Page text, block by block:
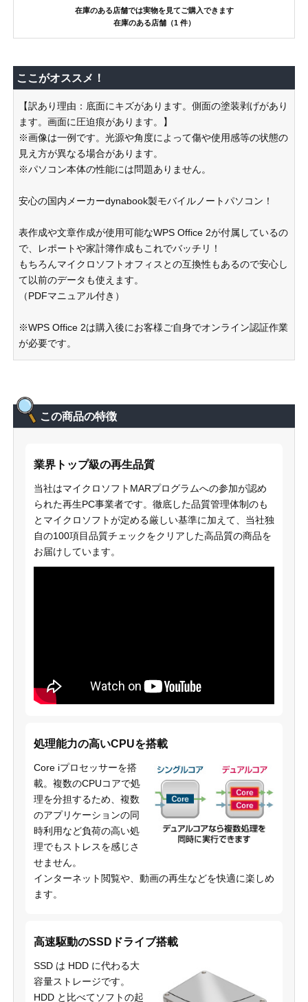
在庫のある店舗では実物を見てご購入できます
在庫のある店舗（1 件）
ここがオススメ！
【訳あり理由：底面にキズがあります。側面の塗装剥げがあり
ます。画面に圧迫痕があります。】
※画像は一例です。光源や角度によって傷や使用感等の状態の
見え方が異なる場合があります。
※パソコン本体の性能には問題ありません。
安心の国内メーカーdynabook製モバイルノートパソコン！
表作成や文章作成が使用可能なWPS Office 2が付属しているの
で、レポートや家計簿作成もこれでバッチリ！
もちろんマイクロソフトオフィスとの互換性もあるので安心し
て以前のデータも使えます。
（PDFマニュアル付き）
※WPS Office 2は購入後にお客様ご自身でオンライン認証作業
が必要です。
この商品の特徴
業界トップ級の再生品質
当社はマイクロソフトMARプログラムへの参加が認め
られた再生PC事業者です。徹底した品質管理体制のも
とマイクロソフトが定める厳しい基準に加えて、当社独
自の100項目品質チェックをクリアした高品質の商品を
お届けしています。
処理能力の高いCPUを搭載
Core iプロセッサーを搭
載。複数のCPUコアで処
理を分担するため、複数
のアプリケーションの同
時利用など負荷の高い処
理でもストレスを感じさ
せません。
インターネット閲覧や、動画の再生などを快適に楽しめ
ます。
高速駆動のSSDドライブ搭載
SSD は HDD に代わる大
容量ストレージです。
HDD と比べてソフトの起